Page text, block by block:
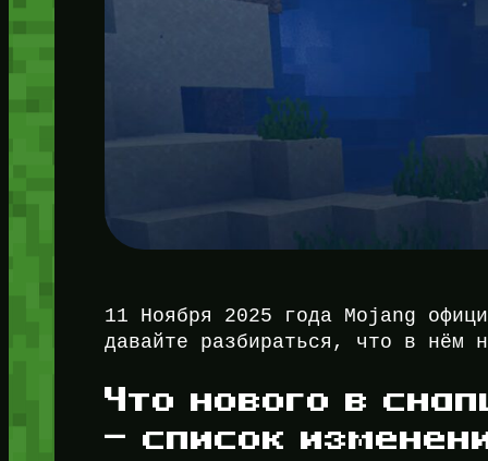
11 Ноября 2025 года Mojang
давайте разбираться, что в нём
Что нового в
— список